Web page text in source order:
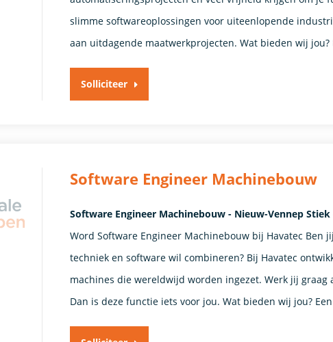
slimme softwareoplossingen voor uiteenlopende
aan uitdagende maatwerkprojecten. Wat bieden wij
Solliciteer
Software Engineer Machinebouw
Software Engineer Machinebouw - Nieuw-Vennep
Word Software Engineer Machinebouw bij Havatec
techniek en software wil combineren? Bij Havatec
machines die wereldwijd worden ingezet. Werk jij
Dan is deze functie iets voor jou. Wat bieden wij jou?